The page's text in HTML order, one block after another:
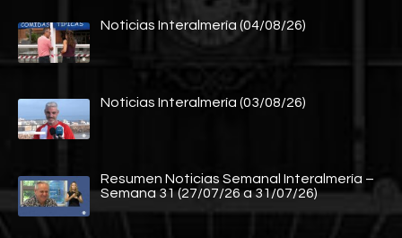
Noticias Interalmería (04/08/26)
Noticias Interalmería (03/08/26)
Resumen Noticias Semanal Interalmería –
Semana 31 (27/07/26 a 31/07/26)